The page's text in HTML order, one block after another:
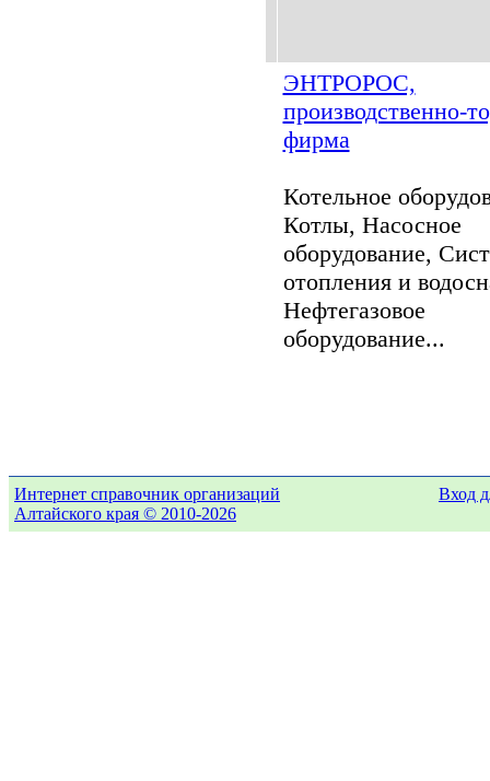
ЭНТРОРОС,
производственно-
фирма
Котельное
Котлы, Насосное
оборудование,
отопления и
Нефтегазовое
оборудование...
Интернет справочник организаций
Алтайского края © 2010-2026
Вход